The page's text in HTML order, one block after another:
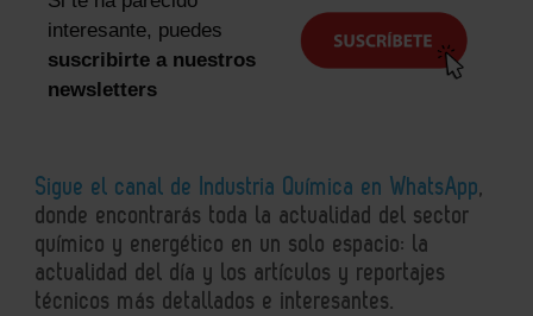
interesante, puedes
suscribirte a nuestros
newsletters
Sigue el canal de Industria Química en WhatsApp,
donde encontrarás toda la actualidad del sector
químico y energético en un solo espacio: la
actualidad del día y los artículos y reportajes
técnicos más detallados e interesantes.